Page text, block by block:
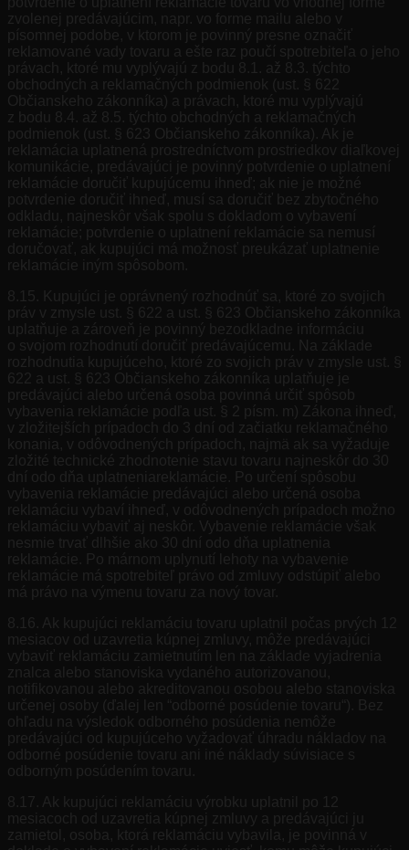
zvolenej predávajúcim, napr. vo forme mailu alebo v
písomnej podobe, v ktorom je povinný presne označiť
reklamované vady tovaru a ešte raz poučí spotrebiteľa o jeho
právach, ktoré mu vyplývajú z bodu 8.1. až 8.3. týchto
obchodných a reklamačných podmienok (ust. § 622
Občianskeho zákonníka) a právach, ktoré mu vyplývajú
z bodu 8.4. až 8.5. týchto obchodných a reklamačných
podmienok (ust. § 623 Občianskeho zákonníka). Ak je
reklamácia uplatnená prostredníctvom prostriedkov diaľkovej
komunikácie, predávajúci je povinný potvrdenie o uplatnení
reklamácie doručiť kupujúcemu ihneď; ak nie je možné
potvrdenie doručiť ihneď, musí sa doručiť bez zbytočného
odkladu, najneskôr však spolu s dokladom o vybavení
reklamácie; potvrdenie o uplatnení reklamácie sa nemusí
doručovať, ak kupujúci má možnosť preukázať uplatnenie
reklamácie iným spôsobom.
8.15. Kupujúci je oprávnený rozhodnúť sa, ktoré zo svojich
práv v zmysle ust. § 622 a ust. § 623 Občianskeho zákonníka
uplatňuje a zároveň je povinný bezodkladne informáciu
o svojom rozhodnutí doručiť predávajúcemu. Na základe
rozhodnutia kupujúceho, ktoré zo svojich práv v zmysle ust. §
622 a ust. § 623 Občianskeho zákonníka uplatňuje je
predávajúci alebo určená osoba povinná určiť spôsob
vybavenia reklamácie podľa ust. § 2 písm. m) Zákona ihneď,
v zložitejších prípadoch do 3 dní od začiatku reklamačného
konania, v odôvodnených prípadoch, najmä ak sa vyžaduje
zložité technické zhodnotenie stavu tovaru najneskôr do 30
dní odo dňa uplatneniareklamácie. Po určení spôsobu
vybavenia reklamácie predávajúci alebo určená osoba
reklamáciu vybaví ihneď, v odôvodnených prípadoch možno
reklamáciu vybaviť aj neskôr. Vybavenie reklamácie však
nesmie trvať dlhšie ako 30 dní odo dňa uplatnenia
reklamácie. Po márnom uplynutí lehoty na vybavenie
reklamácie má spotrebiteľ právo od zmluvy odstúpiť alebo
má právo na výmenu tovaru za nový tovar.
8.16. Ak kupujúci reklamáciu tovaru uplatnil počas prvých 12
mesiacov od uzavretia kúpnej zmluvy, môže predávajúci
vybaviť reklamáciu zamietnutím len na základe vyjadrenia
znalca alebo stanoviska vydaného autorizovanou,
notifikovanou alebo akreditovanou osobou alebo stanoviska
určenej osoby (ďalej len “odborné posúdenie tovaru“). Bez
ohľadu na výsledok odborného posúdenia nemôže
predávajúci od kupujúceho vyžadovať úhradu nákladov na
odborné posúdenie tovaru ani iné náklady súvisiace s
odborným posúdením tovaru.
8.17. Ak kupujúci reklamáciu výrobku uplatnil po 12
mesiacoch od uzavretia kúpnej zmluvy a predávajúci ju
zamietol, osoba, ktorá reklamáciu vybavila, je povinná v